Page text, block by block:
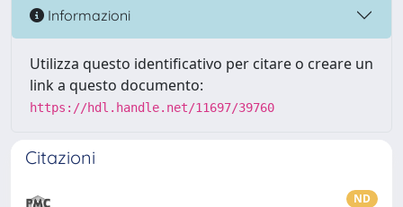
Informazioni
Utilizza questo identificativo per citare o creare un
link a questo documento:
https://hdl.handle.net/11697/39760
Citazioni
ND